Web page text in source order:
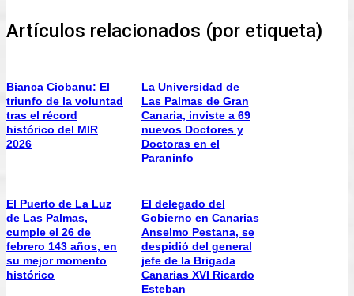
Artículos relacionados (por etiqueta)
Bianca Ciobanu: El
triunfo de la voluntad
tras el récord
histórico del MIR
2026
La Universidad de
Las Palmas de Gran
Canaria, inviste a 69
nuevos Doctores y
Doctoras en el
Paraninfo
El Puerto de La Luz
de Las Palmas,
cumple el 26 de
febrero 143 años, en
su mejor momento
histórico
El delegado del
Gobierno en Canarias
Anselmo Pestana, se
despidió del general
jefe de la Brigada
Canarias XVI Ricardo
Esteban